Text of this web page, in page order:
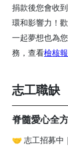
捐款後您會收
環和影響力！
一起夢想也為
務，查看檢核
志工職缺
脊髓愛心全
🤝 志工招募中